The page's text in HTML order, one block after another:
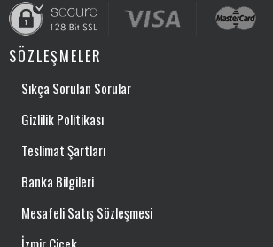
SÖZLEŞMELER
Sıkça Sorulan Sorular
Gizlilik Politikası
Teslimat Şartları
Banka Bilgileri
Mesafeli Satış Sözleşmesi